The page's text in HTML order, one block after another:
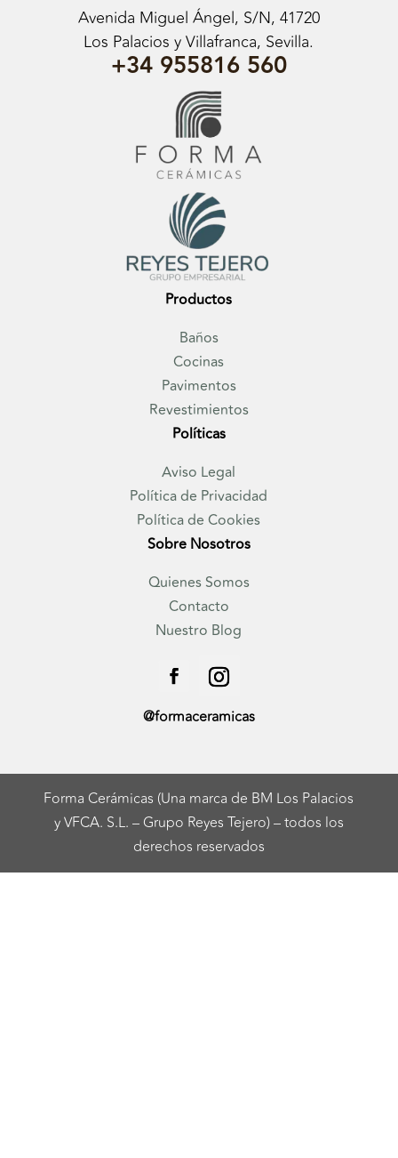
Avenida Miguel Ángel, S/N, 41720
Los Palacios y Villafranca, Sevilla.
+34 955816 560
Productos
Baños
Cocinas
Pavimentos
Revestimientos
Políticas
Aviso Legal
Política de Privacidad
Política de Cookies
Sobre Nosotros
Quienes Somos
Contacto
Nuestro Blog
@formaceramicas
Forma Cerámicas (Una marca de BM Los Palacios
y VFCA. S.L. – Grupo Reyes Tejero) – todos los
derechos reservados